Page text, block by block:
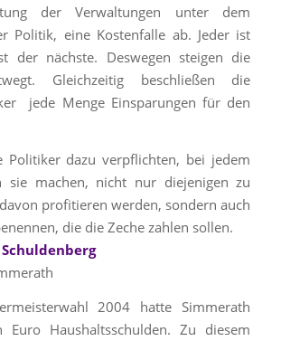
der Verwaltungen unter dem
Politik, eine Kostenfalle ab. Jeder ist
der nächste. Deswegen steigen die
Gleichzeitig beschließen die
jede Menge Einsparungen für den
Politiker dazu verpflichten, bei jedem
sie machen, nicht nur diejenigen zu
profitieren werden, sondern auch
die die Zeche zahlen sollen.
2004 hatte Simmerath
Euro Haushaltsschulden. Zu diesem